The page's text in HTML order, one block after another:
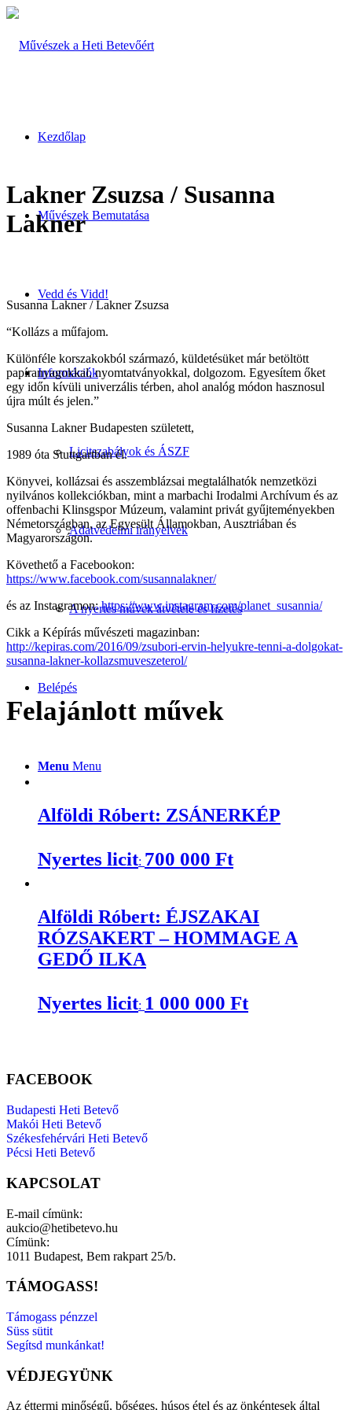
Kezdőlap
Művészek Bemutatása
Vedd és Vidd!
Információk
Licitszabályok és ÁSZF
Adatvédelmi irányelvek
A nyertes művek átvétele és fizetés
Belépés
Menu Menu
Lakner Zsuzsa / Susanna
Lakner
Susanna Lakner / Lakner Zsuzsa
“Kollázs a műfajom.
Különféle korszakokból származó, küldetésüket már betöltött
papíranyagokkal, nyomtatványokkal, dolgozom. Egyesítem őket
egy időn kívüli univerzális térben, ahol analóg módon hasznosul
újra múlt és jelen.”
Susanna Lakner Budapesten született,
1989 óta Stuttgartban él.
Könyvei, kollázsai és asszemblázsai megtalálhatók nemzetközi
nyilvános kollekciókban, mint a marbachi Irodalmi Archívum és az
offenbachi Klinsgspor Múzeum, valamint privát gyűjteményekben
Németországban, az Egyesült Államokban, Ausztriában és
Magyarországon.
Követhető a Facebookon:
https://www.facebook.com/susannalakner/
és az Instagramon:https://www.instagram.com/planet_susannia/
Cikk a Képírás művészeti magazinban:
http://kepiras.com/2016/09/zsubori-ervin-helyukre-tenni-a-dolgokat-
susanna-lakner-kollazsmuveszeterol/
Felajánlott művek
Alföldi Róbert: ZSÁNERKÉP
Nyertes licit: 700 000 Ft
Alföldi Róbert: ÉJSZAKAI
RÓZSAKERT – HOMMAGE A
GEDŐ ILKA
Nyertes licit: 1 000 000 Ft
FACEBOOK
Budapesti Heti Betevő
Makói Heti Betevő
Székesfehérvári Heti Betevő
Pécsi Heti Betevő
KAPCSOLAT
E-mail címünk:
aukcio@hetibetevo.hu
Címünk:
1011 Budapest, Bem rakpart 25/b.
TÁMOGASS!
Támogass pénzzel
Süss sütit
Segítsd munkánkat!
VÉDJEGYÜNK
Az éttermi minőségű, bőséges, húsos étel és az önkéntesek által